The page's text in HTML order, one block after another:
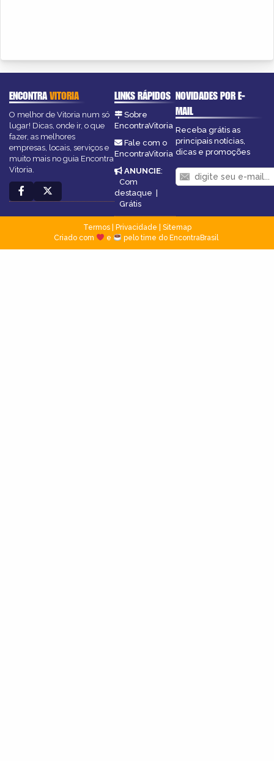
ENCONTRAVITORIA
O melhor de Vitoria num só
lugar! Dicas, onde ir, o que
fazer, as melhores
empresas, locais, serviços e
muito mais no guia Encontra
Vitoria.
LINKS RÁPIDOS
Sobre
EncontraVitoria
Fale com o
EncontraVitoria
ANUNCIE:
Com
destaque |
Grátis
NOVIDADES POR E-
MAIL
Receba grátis as
principais notícias,
dicas e promoções
Termos| Privacidade
Sitemap
Criado com
e pelo time do EncontraBrasil